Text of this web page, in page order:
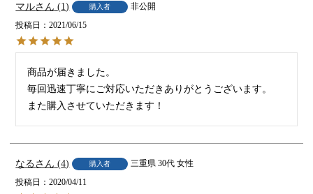
マル 1 購入者
非公開
投稿日
2021/06/15
商品が届きました。
毎回迅速丁寧にご対応いただきありがとうございます。
また購入させていただきます！
なる 4 購入者 三重県 30代 女性
投稿日
2020/04/11